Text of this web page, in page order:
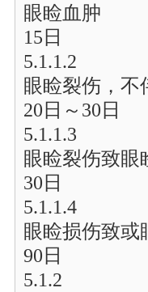
眼睑血肿
15日
5.1.1.2
眼睑裂伤，不
20日～30日
5.1.1.3
眼睑裂伤致眼
30日
5.1.1.4
眼睑损伤致或
90日
5.1.2